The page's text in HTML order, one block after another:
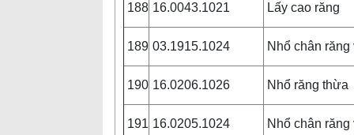
188 16.0043.1021 Lấy cao răng
189 03.1915.1024 Nhổ chân
190 16.0206.1026 Nhổ răng thừa
191 16.0205.1024 Nhổ chân